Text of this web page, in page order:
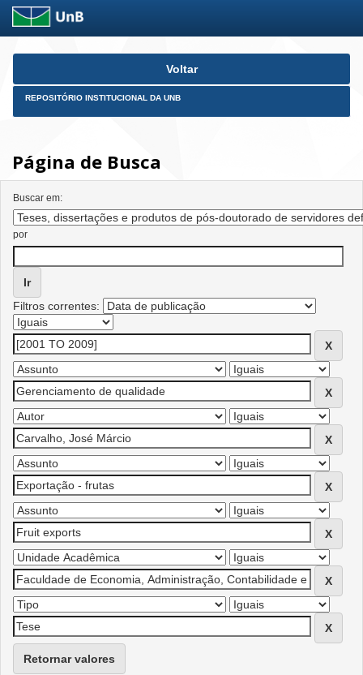
Skip
Voltar
REPOSITÓRIO INSTITUCIONAL DA UNB
Página de Busca
Buscar em:
por
Filtros correntes:
Retornar valores